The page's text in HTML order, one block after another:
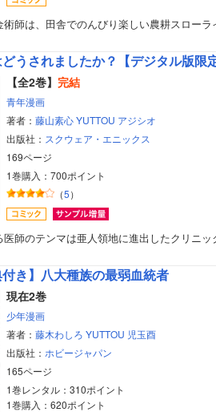
ラブ
ズラブ
少女
集
術師は、田舎でのんびり楽しい農耕スロー
うされましたか？【デジタル版限
【全2巻】 完結
青年漫画
著者： 藤山素心 YUTTOU アジシオ
出版社： スクウェア・エニックス
169ページ
1巻購入：700ポイント
（5）
医師のテンマは亜人領地に進出したクリニ
き】八大種族の最弱血統者
現在2巻
少年漫画
著者： 藤木わしろ YUTTOU 児玉酉
出版社： ホビージャパン
165ページ
1巻レンタル：310ポイント
1巻購入：620ポイント